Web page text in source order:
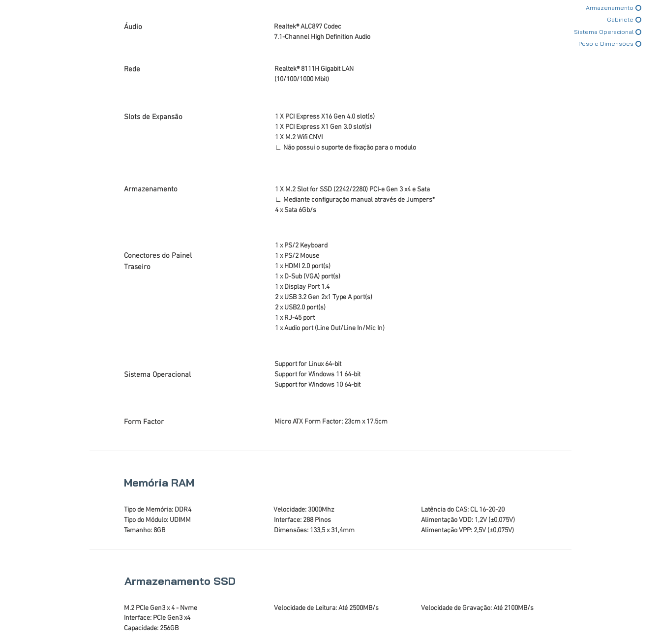
Armazenamento
Gabinete
Sistema Operacional
Peso e Dimensões
Áudio
Rede
Slots de Expansão
Armazenamento
Conectores do Painel
Traseiro
Sistema Operacional
Form Factor
Realtek® ALC897 Codec
7.1-Channel High Definition Audio
Realtek® 8111H Gigabit LAN
(10/100/1000 Mbit)
1 X PCI Express X16 Gen 4.0 slot(s)
1 X PCI Express X1 Gen 3.0 slot(s)
1 X M.2 Wifi CNVI
∟ Não possui o suporte de fixação para o modulo
1 X M.2 Slot for SSD (2242/2280) PCI-e Gen 3 x4 e Sata
∟ Mediante configuração manual através de Jumpers*
4 x Sata 6Gb/s
1 x PS/2 Keyboard
1 x PS/2 Mouse
1 x HDMI 2.0 port(s)
1 x D-Sub (VGA) port(s)
1 x Display Port 1.4
2 x USB 3.2 Gen 2x1 Type A port(s)
2 x USB2.0 port(s)
1 x RJ-45 port
1 x Audio port (Line Out/Line In/Mic In)
Support for Linux 64-bit
Support for Windows 11 64-bit
Support for Windows 10 64-bit
Micro ATX Form Factor; 23cm x 17.5cm
Memória RAM
Tipo de Memória: DDR4
Tipo do Módulo: UDIMM
Tamanho: 8GB
Velocidade: 3000Mhz
Interface: 288 Pinos
Dimensões: 133,5 x 31,4mm
Latência do CAS: CL 16-20-20
Alimentação VDD: 1,2V (±0,075V)
Alimentação VPP: 2,5V (±0,075V)
Armazenamento SSD
M.2 PCIe Gen3 x 4 - Nvme
Interface: PCIe Gen3 x4
Capacidade: 256GB
Velocidade de Leitura: Até 2500MB/s Velocidade de Gravação: Até 2100MB/s